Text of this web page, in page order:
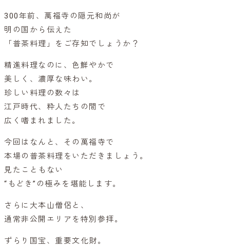
300年前、萬福寺の隠元和尚が
明の国から伝えた
「普茶料理」をご存知でしょうか？
精進料理なのに、色鮮やかで
美しく、濃厚な味わい。
珍しい料理の数々は
江戸時代、粋人たちの間で
広く嗜まれました。
今回はなんと、その萬福寺で
本場の普茶料理をいただきましょう。
見たこともない
“もどき”の極みを堪能します。
さらに大本山僧侶と、
通常非公開エリアを特別参拝。
ずらり国宝、重要文化財。